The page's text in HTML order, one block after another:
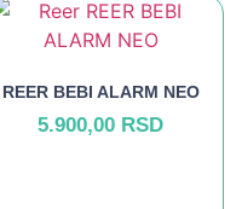
REER BEBI ALARM NEO
5.900,00 RSD